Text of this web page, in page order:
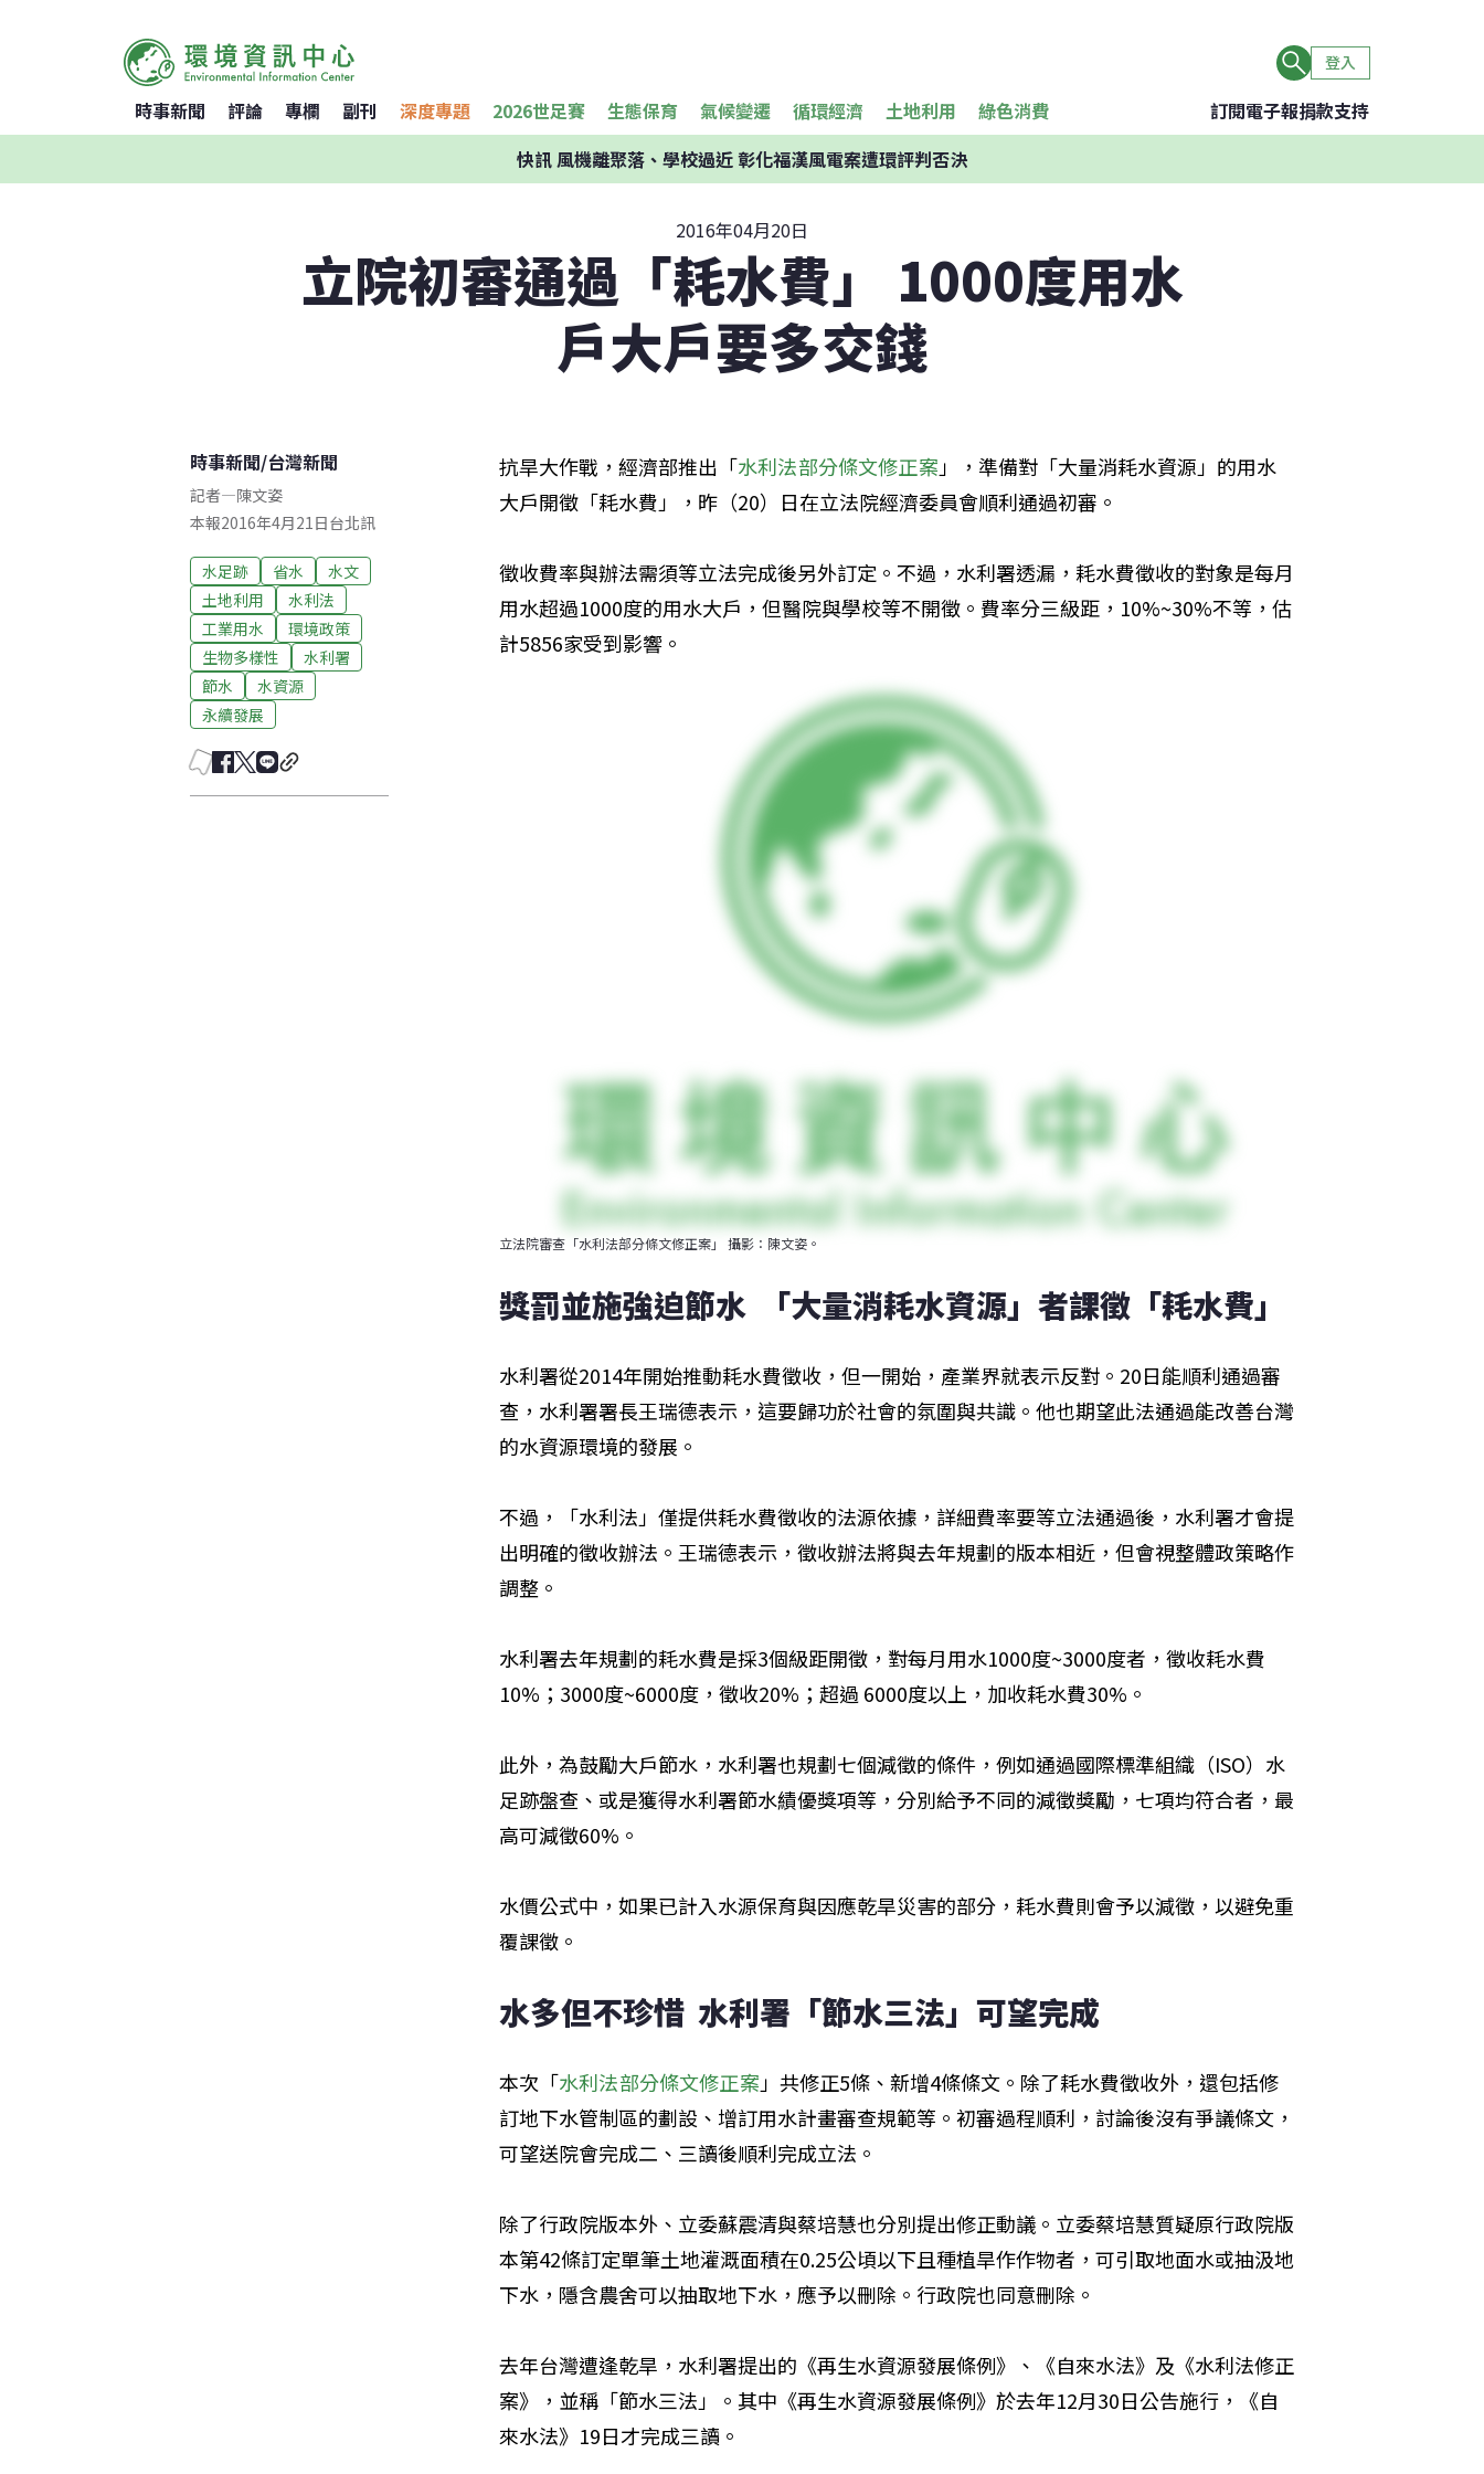
登入
時事新聞 評論 專欄 副刊 深度專題 2026世足賽 生態保育 氣候變遷 循環經濟 土地利用 綠色消費 訂閱電子報捐款支持
快訊風機離聚落、學校過近 彰化福漢風電案遭環評判否決
2016年04月20日
立院初審通過「耗水費」 1000度用水
戶大戶要多交錢
時事新聞/台灣新聞
記者—陳文姿
本報2016年4月21日台北訊
水足跡 省水
水文
土地利用
水利法
工業用水
環境政策
生物多樣性
水利署
節水
水資源
永續發展
抗旱大作戰，經濟部推出「水利法部分條文修正案 」，準備對「大量消耗水資源」的用水
大戶開徵「耗水費」，昨（20）日在立法院經濟委員會順利通過初審。
徵收費率與辦法需須等立法完成後另外訂定。不過，水利署透漏，耗水費徵收的對象是每月
用水超過1000度的用水大戶，但醫院與學校等不開徵。費率分三級距，10%~30%不等，估
計5856家受到影響。
立法院審查「水利法部分條文修正案」 攝影：陳文姿。
獎罰並施強迫節水  「大量消耗水資源」者課徵「耗水費」
水利署從2014年開始推動耗水費徵收，但一開始，產業界就表示反對。20日能順利通過審
查，水利署署長王瑞德表示，這要歸功於社會的氛圍與共識。他也期望此法通過能改善台灣
的水資源環境的發展。
不過，「水利法」僅提供耗水費徵收的法源依據，詳細費率要等立法通過後，水利署才會提
出明確的徵收辦法。王瑞德表示，徵收辦法將與去年規劃的版本相近，但會視整體政策略作
調整。
水利署去年規劃的耗水費是採3個級距開徵，對每月用水1000度~3000度者，徵收耗水費
10%；3000度~6000度，徵收20%；超過 6000度以上，加收耗水費30%。
此外，為鼓勵大戶節水，水利署也規劃七個減徵的條件，例如通過國際標準組織（ISO）水
足跡盤查、或是獲得水利署節水績優獎項等，分別給予不同的減徵獎勵，七項均符合者，最
高可減徵60%。
水價公式中，如果已計入水源保育與因應乾旱災害的部分，耗水費則會予以減徵，以避免重
覆課徵。
水多但不珍惜  水利署「節水三法」可望完成
本次「水利法部分條文修正案」共修正5條、新增4條條文。除了耗水費徵收外，還包括修
訂地下水管制區的劃設、增訂用水計畫審查規範等。初審過程順利，討論後沒有爭議條文，
可望送院會完成二、三讀後順利完成立法。
除了行政院版本外、立委蘇震清與蔡培慧也分別提出修正動議。立委蔡培慧質疑原行政院版
本第42條訂定單筆土地灌溉面積在0.25公頃以下且種植旱作作物者，可引取地面水或抽汲地
下水，隱含農舍可以抽取地下水，應予以刪除。行政院也同意刪除。
去年台灣遭逢乾旱，水利署提出的《再生水資源發展條例》、《自來水法》及《水利法修正
案》，並稱「節水三法」。其中《再生水資源發展條例》於去年12月30日公告施行，《自
來水法》19日才完成三讀。